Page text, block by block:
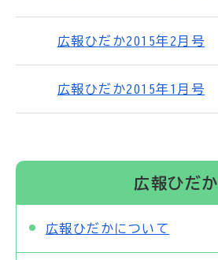
広報ひだか2015年2月号
広報ひだか2015年1月号
広報ひだか
広報ひだかについて